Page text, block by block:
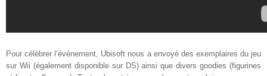
Pour célébrer l’événement, Ubisoft nous a envoyé des exemplaires du jeu
sur Wii (également disponible sur DS) ainsi que divers goodies (figurines